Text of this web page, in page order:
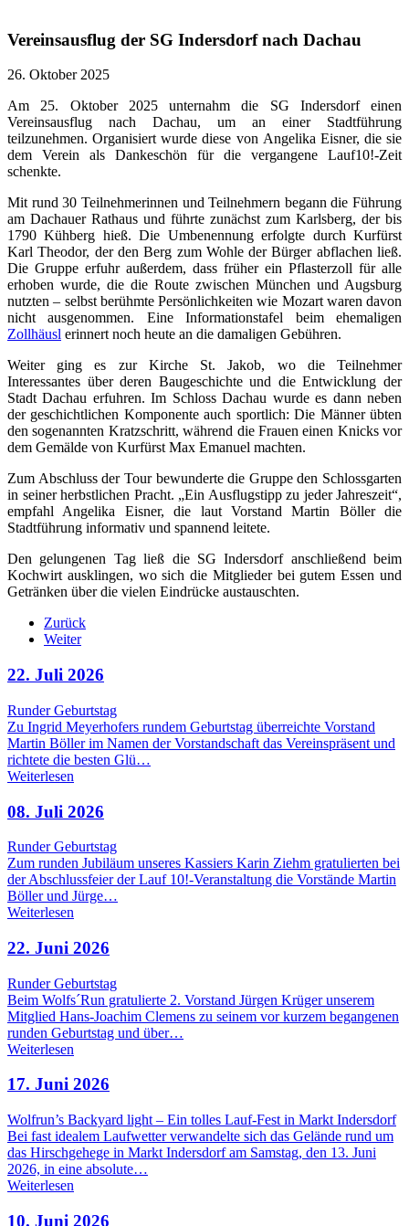
Vereinsausflug der SG Indersdorf nach Dachau
26. Oktober 2025
Am 25. Oktober 2025 unternahm die SG Indersdorf einen
Vereinsausflug nach Dachau, um an einer Stadtführung
teilzunehmen. Organisiert wurde diese von Angelika Eisner, die sie
dem Verein als Dankeschön für die vergangene Lauf10!-Zeit
schenkte.
Mit rund 30 Teilnehmerinnen und Teilnehmern begann die Führung
am Dachauer Rathaus und führte zunächst zum Karlsberg, der bis
1790 Kühberg hieß. Die Umbenennung erfolgte durch Kurfürst
Karl Theodor, der den Berg zum Wohle der Bürger abflachen ließ.
Die Gruppe erfuhr außerdem, dass früher ein Pflasterzoll für alle
erhoben wurde, die die Route zwischen München und Augsburg
nutzten – selbst berühmte Persönlichkeiten wie Mozart waren davon
nicht ausgenommen. Eine Informationstafel beim ehemaligen
Zollhäusl erinnert noch heute an die damaligen Gebühren.
Weiter ging es zur Kirche St. Jakob, wo die Teilnehmer
Interessantes über deren Baugeschichte und die Entwicklung der
Stadt Dachau erfuhren. Im Schloss Dachau wurde es dann neben
der geschichtlichen Komponente auch sportlich: Die Männer übten
den sogenannten Kratzschritt, während die Frauen einen Knicks vor
dem Gemälde von Kurfürst Max Emanuel machten.
Zum Abschluss der Tour bewunderte die Gruppe den Schlossgarten
in seiner herbstlichen Pracht. „Ein Ausflugstipp zu jeder Jahreszeit“,
empfahl Angelika Eisner, die laut Vorstand Martin Böller die
Stadtführung informativ und spannend leitete.
Den gelungenen Tag ließ die SG Indersdorf anschließend beim
Kochwirt ausklingen, wo sich die Mitglieder bei gutem Essen und
Getränken über die vielen Eindrücke austauschten.
Zurück
Weiter
22. Juli 2026
Runder Geburtstag
Zu Ingrid Meyerhofers rundem Geburtstag überreichte Vorstand
Martin Böller im Namen der Vorstandschaft das Vereinspräsent und
richtete die besten Glü…
Weiterlesen
08. Juli 2026
Runder Geburtstag
Zum runden Jubiläum unseres Kassiers Karin Ziehm gratulierten bei
der Abschlussfeier der Lauf 10!-Veranstaltung die Vorstände Martin
Böller und Jürge…
Weiterlesen
22. Juni 2026
Runder Geburtstag
Beim Wolfs´Run gratulierte 2. Vorstand Jürgen Krüger unserem
Mitglied Hans-Joachim Clemens zu seinem vor kurzem begangenen
runden Geburtstag und über…
Weiterlesen
17. Juni 2026
Wolfrun’s Backyard light – Ein tolles Lauf-Fest in Markt Indersdorf
Bei fast idealem Laufwetter verwandelte sich das Gelände rund um
das Hirschgehege in Markt Indersdorf am Samstag, den 13. Juni
2026, in eine absolute…
Weiterlesen
10. Juni 2026